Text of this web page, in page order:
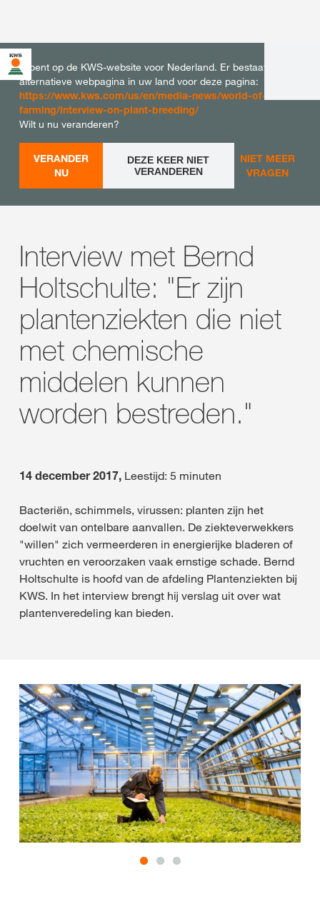
U bent op de KWS-website voor Nederland. Er bestaat een
alternatieve webpagina in uw land voor deze pagina:
https://www.kws.com/us/en/media-news/world-of-
farming/interview-on-plant-breeding/
Wilt u nu veranderen?
VERANDER
NU
DEZE KEER NIET
VERANDEREN
NIET MEER
VRAGEN
Interview met Bernd
Holtschulte: "Er zijn
plantenziekten die niet
met chemische
middelen kunnen
worden bestreden."
14 december 2017, Leestijd: 5 minuten
Bacteriën, schimmels, virussen: planten zijn het
doelwit van ontelbare aanvallen. De ziekteverwekkers
"willen" zich vermeerderen in energierijke bladeren of
vruchten en veroorzaken vaak ernstige schade. Bernd
Holtschulte is hoofd van de afdeling Plantenziekten bij
KWS. In het interview brengt hij verslag uit over wat
plantenveredeling kan bieden.